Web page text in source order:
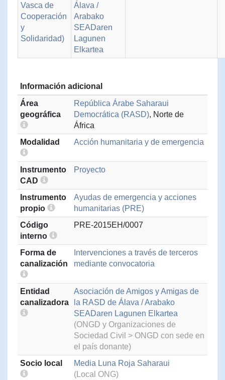
Vasca de
Cooperación
y
Solidaridad)
Álava /
Arabako
SEADaren
Lagunen
Elkartea
Información adicional
Área
geográfica
República Árabe Saharaui
Democrática (RASD), Norte de
África
Modalidad
Acción humanitaria y de emergencia
Instrumento
CAD
Proyecto
Instrumento
propio
Ayudas de emergencia y acciones
humanitarias (PRE)
Código
interno
PRE-2015EH/0007
Forma de
canalización
Intervenciones a través de terceros
mediante convocatoria
Entidad
canalizadora
Asociación de Amigos y Amigas de
la RASD de Álava / Arabako
SEADaren Lagunen Elkartea
(ONGD y Organizaciones de
Sociedad Civil > ONGD con sede en
el país donante)
Socio local
Media Luna Roja Saharaui
(Local ONG)